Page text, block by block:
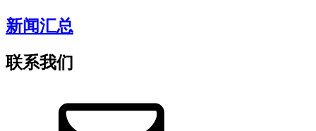
新闻汇总
联系我们